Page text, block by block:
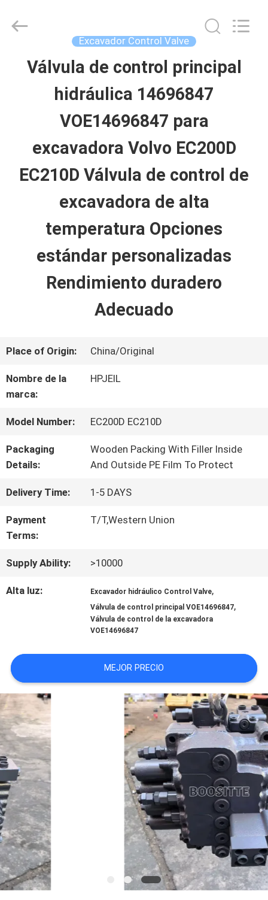
HOGAR
PRODUCTOS
VÍDEOS
NOSOTROS
FÁBRICA
CONTROL
DE
CALIDAD
CONTÁCTENOS
NOTICIAS
CASOS
DEL
SITIO
PRIVACY
POLICY
Machinery
Excavador Control Valve
Válvula de control principal
hidráulica 14696847
VOE14696847 para
excavadora Volvo EC200D
EC210D Válvula de control de
excavadora de alta
temperatura Opciones
estándar personalizadas
Rendimiento duradero
Adecuado
Place of Origin: China/Original
Nombre de la
marca:
HPJEIL
Model Number: EC200D EC210D
Packaging
Details:
Wooden Packing With Filler Inside
And Outside PE Film To Protect
Delivery Time: 1-5 DAYS
Payment
Terms:
T/T,Western Union
Supply Ability: >10000
Alta luz: Excavador hidráulico Control Valve,
Válvula de control principal VOE14696847,
Válvula de control de la excavadora
VOE14696847
MEJOR PRECIO